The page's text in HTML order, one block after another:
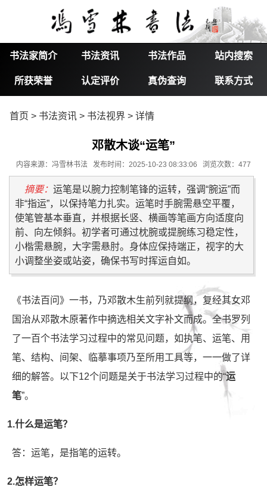
书法家简介 书法资讯 书法作品 站内搜索
所获荣誉 认定评价 真伪查询 联系方式
首页 > 书法资讯 > 书法视界 > 详情
邓散木谈“运笔”
内容来源：冯雪林书法 发布时间：2025-10-23 08:33:06 浏览次数：477
摘要：运笔是以腕力控制笔锋的运转，强调“腕运”而
非“指运”，以保持笔力扎实。运笔时手腕需悬空平覆，
使笔管基本垂直，并根据长竖、横画等笔画方向适度向
前、向左倾斜。初学者可通过枕腕或提腕练习稳定性，
小楷需悬腕，大字需悬肘。身体应保持端正，视字的大
小调整坐姿或站姿，确保书写时挥运自如。
《书法百问》一书，乃邓散木生前列就提纲，复经其女邓
国治从邓散木原著作中摘选相关文字补文而成。全书罗列
了一百个书法学习过程中的常见问题，如执笔、运笔、用
笔、结构、间架、临摹事项乃至所用工具等，一一做了详
细的解答。以下12个问题是关于书法学习过程中的“运
笔”。
1.什么是运笔？
答：运笔，是指笔的运转。
2.怎样运笔？